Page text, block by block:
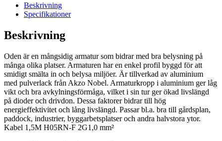
Beskrivning
Specifikationer
Beskrivning
Oden är en mångsidig armatur som bidrar med bra belysning på
många olika platser. Armaturen har en enkel profil byggd för att
smidigt smälta in och belysa miljöer. Är tillverkad av aluminium
med pulverlack från Akzo Nobel. Armaturkropp i aluminium ger låg
vikt och bra avkylningsförmåga, vilket i sin tur ger ökad livslängd
på dioder och drivdon. Dessa faktorer bidrar till hög
energieffektivitet och lång livslängd. Passar bl.a. bra till gårdsplan,
paddock, industrier, byggarbetsplatser och andra halvstora ytor.
Kabel 1,5M H05RN-F 2G1,0 mm²